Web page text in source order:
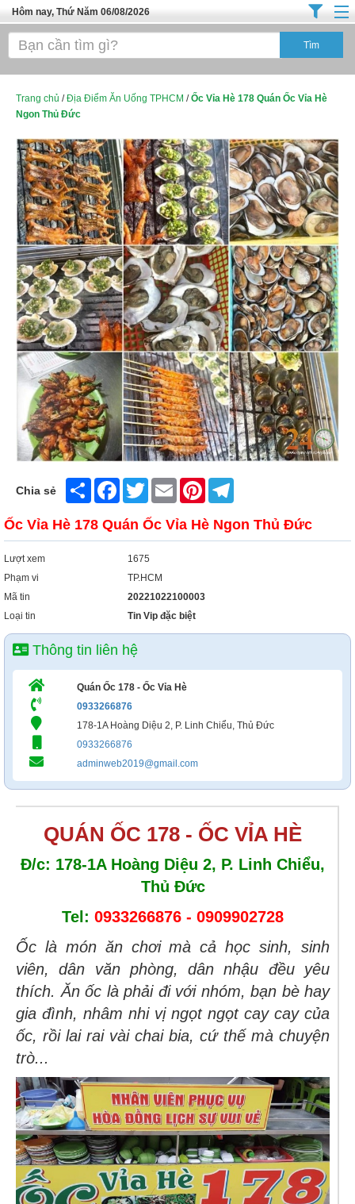
Hôm nay, Thứ Năm 06/08/2026
Trang chủ
Tuyển Sinh Đào Tạo
Đồ Dùng Nội Ngoại Thất
Điện Tử Điện Máy
Làm Đẹp
Thời Trang
Việc Làm
Dịch Vụ
Hàng Tiêu Dùng
Xây Dựng
Tổng Hợp
Trang chủ /Địa Điểm Ăn Uống TPHCM /Ốc Vỉa Hè 178 Quán Ốc Vỉa Hè
Ngon Thủ Đức
Chia sẻ Share FacebookTwitter Email Pinterest
Ốc Vỉa Hè 178 Quán Ốc Vỉa Hè Ngon Thủ Đức
Lượt xem
1675
Phạm vi
TP.HCM
Mã tin
20221022100003
Loại tin
Tin Vip đặc biệt
Thông tin liên hệ
Quán Ốc 178 - Ốc Vỉa Hè
0933266876
178-1A Hoàng Diệu 2, P. Linh Chiểu, Thủ Đức
0933266876
adminweb2019@gmail.com
QUÁN ỐC 178 - ỐC VỈA HÈ
Đ/c: 178-1A Hoàng Diệu 2, P. Linh Chiểu,
Thủ Đức
Tel: 0933266876 - 0909902728
Ốc là món ăn chơi mà cả học sinh, sinh
viên, dân văn phòng, dân nhậu đều yêu
thích. Ăn ốc là phải đi với nhóm, bạn bè hay
gia đình, nhâm nhi vị ngọt ngọt cay cay của
ốc, rồi lai rai vài chai bia, cứ thế mà chuyện
trò...